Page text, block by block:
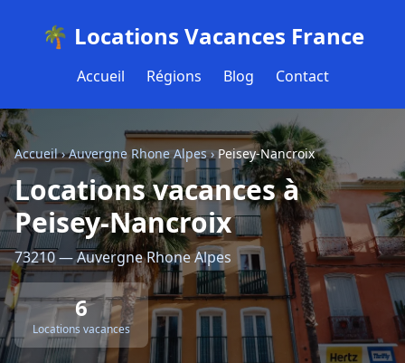
🌴 Locations Vacances France
Accueil Régions Blog Contact
Accueil›Auvergne Rhone Alpes›Peisey-Nancroix
Locations vacances à
Peisey-Nancroix
73210 — Auvergne Rhone Alpes
6
Locations vacances